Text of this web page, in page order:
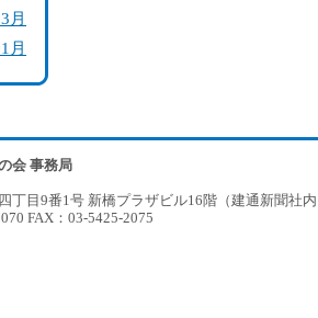
月
月
会 事務局
丁目9番1号 新橋プラザビル16階（建通新聞社
FAX：03-5425-2075